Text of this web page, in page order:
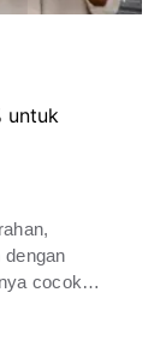
untuk
cocok…